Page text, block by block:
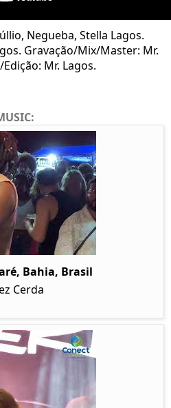
Negueba, Stella Lagos.
Gravação/Mix/Master: Mr.
Mr. Lagos.
Bahia, Brasil
Cerda